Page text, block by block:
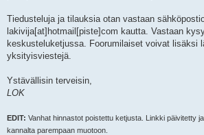
Tiedusteluja ja tilauksia otan vastaan
lakivija[at]hotmail[piste]com kautta. Vastaan
keskusteluketjussa. Foorumilaiset voivat lisäksi
yksityisviestejä.
Ystävällisin terveisin,
LOK
EDIT: Vanhat hinnastot poistettu ketjusta. Linkki päivitetty
kannalta parempaan muotoon.